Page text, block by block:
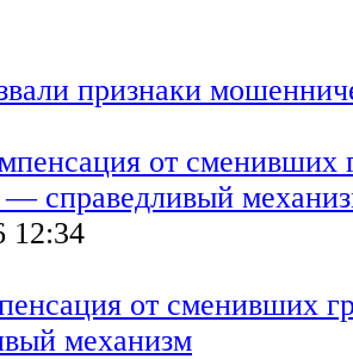
признаки
12:34
от сменивших
механизм